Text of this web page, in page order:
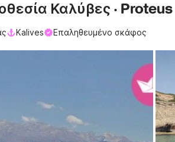
Καλύβες ·
Kalives Επαληθευμένο σκάφος